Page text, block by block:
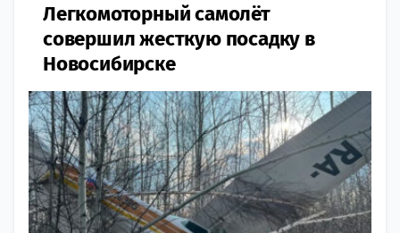
Легкомоторный самолёт
совершил жесткую посадку в
Новосибирске